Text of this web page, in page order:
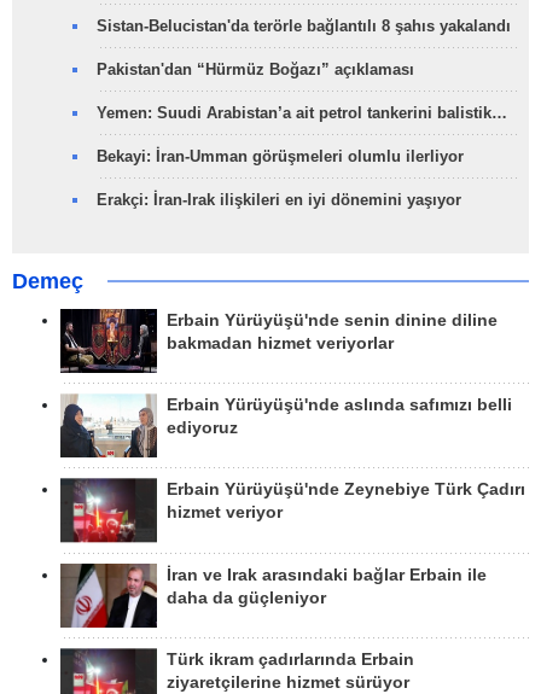
Sistan-Belucistan'da terörle bağlantılı 8 şahıs yakalandı
Pakistan'dan “Hürmüz Boğazı” açıklaması
Yemen: Suudi Arabistan’a ait petrol tankerini balistik…
Bekayi: İran-Umman görüşmeleri olumlu ilerliyor
Erakçi: İran-Irak ilişkileri en iyi dönemini yaşıyor
Demeç
Erbain Yürüyüşü'nde senin dinine diline
bakmadan hizmet veriyorlar
Erbain Yürüyüşü'nde aslında safımızı belli
ediyoruz
Erbain Yürüyüşü'nde Zeynebiye Türk Çadırı
hizmet veriyor
İran ve Irak arasındaki bağlar Erbain ile
daha da güçleniyor
Türk ikram çadırlarında Erbain
ziyaretçilerine hizmet sürüyor